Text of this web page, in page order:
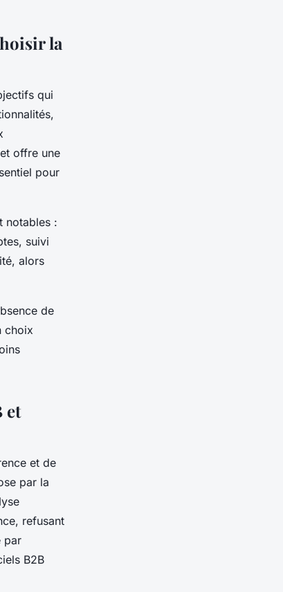
la
qui
offre une
pour
notables :
suivi
alors
de
choix
et
et de
par la
refusant
par
B2B